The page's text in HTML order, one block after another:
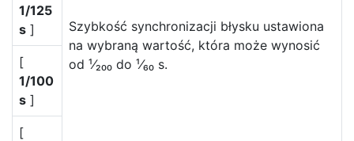
Szybkość synchronizacji błysku ustawiona
na wybraną wartość, która może wynosić
od ¹⁄₂₀₀ do ¹⁄₆₀ s.
1/125
s ]
[
1/100
s ]
[